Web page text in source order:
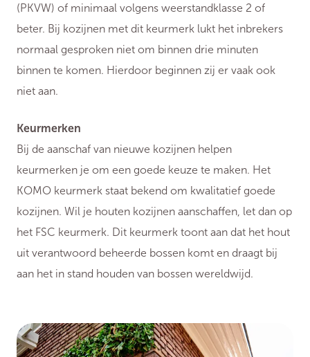
(PKVW) of minimaal volgens weerstandklasse 2 of
beter. Bij kozijnen met dit keurmerk lukt het inbrekers
normaal gesproken niet om binnen drie minuten
binnen te komen. Hierdoor beginnen zij er vaak ook
niet aan.
Keurmerken
Bij de aanschaf van nieuwe kozijnen helpen
keurmerken je om een goede keuze te maken. Het
KOMO keurmerk staat bekend om kwalitatief goede
kozijnen. Wil je houten kozijnen aanschaffen, let dan op
het FSC keurmerk. Dit keurmerk toont aan dat het hout
uit verantwoord beheerde bossen komt en draagt bij
aan het in stand houden van bossen wereldwijd.